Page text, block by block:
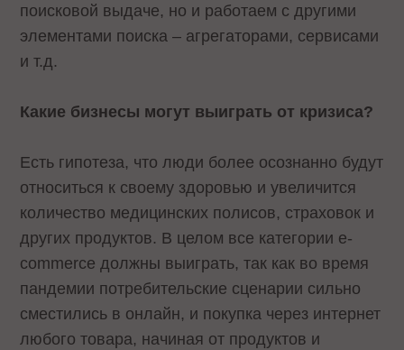
поисковой выдаче, но и работаем с другими
элементами поиска – агрегаторами, сервисами
и т.д.
Какие бизнесы могут выиграть от кризиса?
Есть гипотеза, что люди более осознанно будут
относиться к своему здоровью и увеличится
количество медицинских полисов, страховок и
других продуктов. В целом все категории e-
commerce должны выиграть, так как во время
пандемии потребительские сценарии сильно
сместились в онлайн, и покупка через интернет
любого товара, начиная от продуктов и